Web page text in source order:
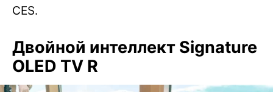
CES.
Двойной интеллект Signature
OLED TV R